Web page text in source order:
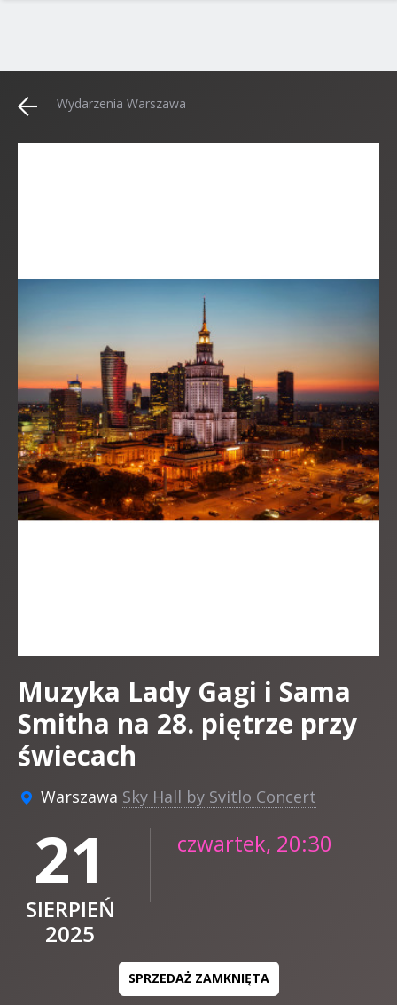
Wydarzenia Warszawa
Muzyka Lady Gagi i Sama
Smitha na 28. piętrze przy
świecach
Warszawa Sky Hall by Svitlo Concert
21
SIERPIEŃ
2025
czwartek, 20:30
SPRZEDAŻ ZAMKNIĘTA